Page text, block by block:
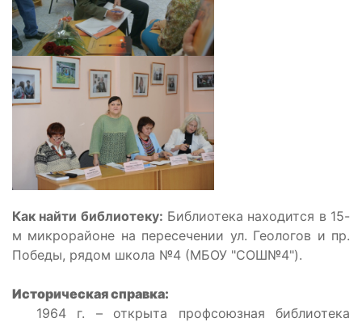
Как найти библиотеку: Библиотека находится в 15-
м микрорайоне на пересечении ул. Геологов и пр.
Победы, рядом школа №4 (МБОУ "СОШ№4").
Историческая справка:
1964 г. – открыта профсоюзная библиотека